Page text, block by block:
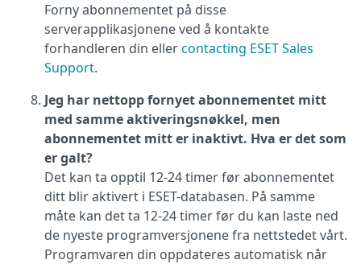
Forny abonnementet på disse
serverapplikasjonene ved å kontakte
forhandleren din ellercontacting ESET Sales
Support.
Jeg har nettopp fornyet abonnementet mitt
med samme aktiveringsnøkkel, men
abonnementet mitt er inaktivt. Hva er det som
er galt?
Det kan ta opptil 12-24 timer før abonnementet
ditt blir aktivert i ESET-databasen. På samme
måte kan det ta 12-24 timer før du kan laste ned
de nyeste programversjonene fra nettstedet vårt.
Programvaren din oppdateres automatisk når